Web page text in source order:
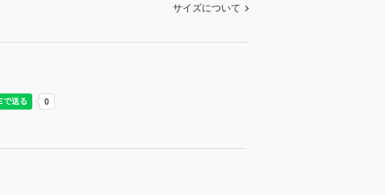
サイズについて